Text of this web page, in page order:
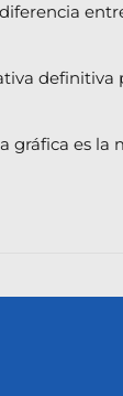
definitiva
gráfica es la